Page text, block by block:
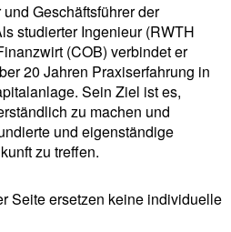
Geschäftsführer der
studierter Ingenieur (RWTH
(COB) verbindet er
20 Jahren Praxiserfahrung in
Sein Ziel ist es,
zu machen und
und eigenständige
zu treffen.
Seite ersetzen keine individuelle